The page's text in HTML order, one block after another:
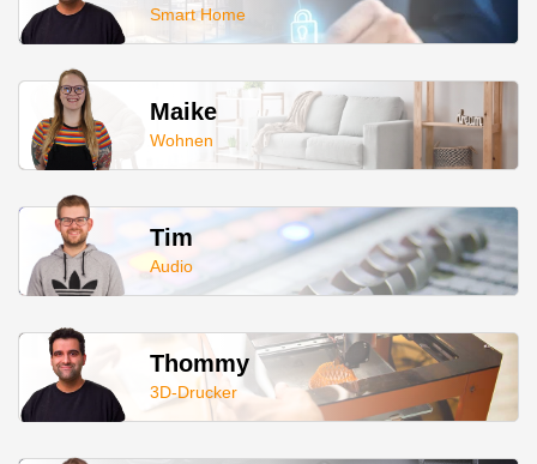
Smart Home
Maike
Wohnen
Tim
Audio
Thommy
3D-Drucker